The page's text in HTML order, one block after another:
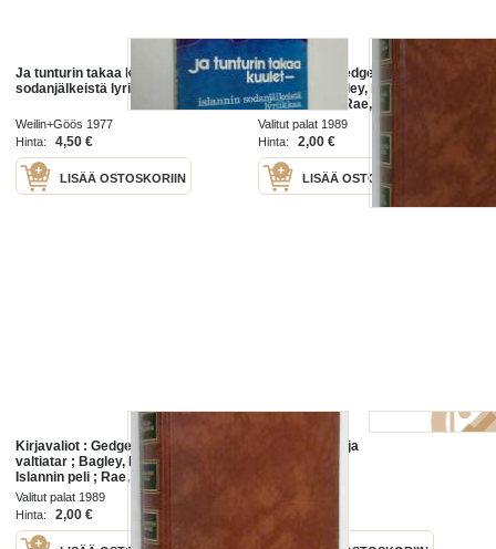
Ja tunturin takaa kuulet - : Islannin
sodanjälkeistä lyriikkaa
Weilin+Göös 1977
Hinta:
4,50 €
LISÄÄ OSTOSKORIIN
Kirjavaliot : Gedge, Pauline : Niilin
valtiatar ; Bagley, Desmond :
Islannin peli ; Rae, Catherine M. :
Julkisivun takana ; Stern, Richard
Martin : Uhka mereltä
Valitut palat 1989
Hinta:
2,00 €
LISÄÄ OSTOSKORIIN
Kirjavaliot : Gedge, Pauline : Niilin
valtiatar ; Bagley, Desmond :
Islannin peli ; Rae, Catherine M. :
Julkisivun takana ; Stern, Richard
Martin : Uhka mereltä
Valitut palat 1989
Hinta:
2,00 €
Islannin kirjailija